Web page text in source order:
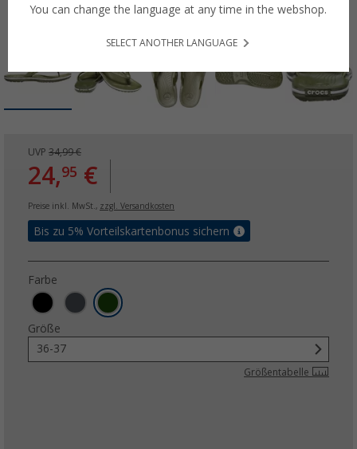
UVP 34,99 €
24,95 €
Preise inkl. MwSt., zzgl. Versandkosten
Bis zu 5% Vorteilskartenbonus sichern
Farbe
Größe
36-37
Größentabelle
You can change the language at any time in the webshop.
SELECT ANOTHER LANGUAGE